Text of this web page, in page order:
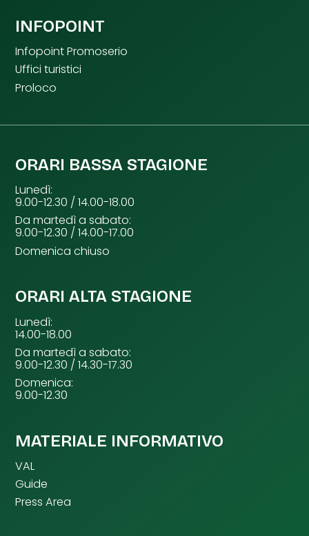
INFOPOINT
Infopoint Promoserio
Uffici turistici
Proloco
ORARI BASSA STAGIONE
Lunedì:
9.00-12.30 / 14.00-18.00
Da martedì a sabato:
9.00-12.30 / 14.00-17.00
Domenica chiuso
ORARI ALTA STAGIONE
Lunedì:
14.00-18.00
Da martedì a sabato:
9.00-12.30 / 14.30-17.30
Domenica:
9.00-12.30
MATERIALE INFORMATIVO
VAL
Guide
Press Area